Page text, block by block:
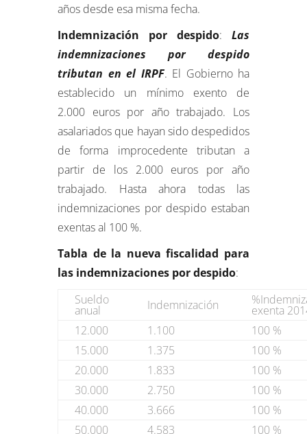
años desde esa misma fecha.
Indemnización por despido: Las
indemnizaciones por despido
tributan en el IRPF. El Gobierno ha
establecido un mínimo exento de
2.000 euros por año trabajado. Los
asalariados que hayan sido despedidos
de forma improcedente tributan a
partir de los 2.000 euros por año
trabajado. Hasta ahora todas las
indemnizaciones por despido estaban
exentas al 100 %.
Tabla de la nueva fiscalidad para
las indemnizaciones por despido:
Sueldo
anual Indemnización
exenta
12.000
1.100
100 %
15.000
1.375
100 %
20.000
1.833
100 %
30.000
2.750
100 %
40.000
3.666
100 %
50.000
4.583 100 %